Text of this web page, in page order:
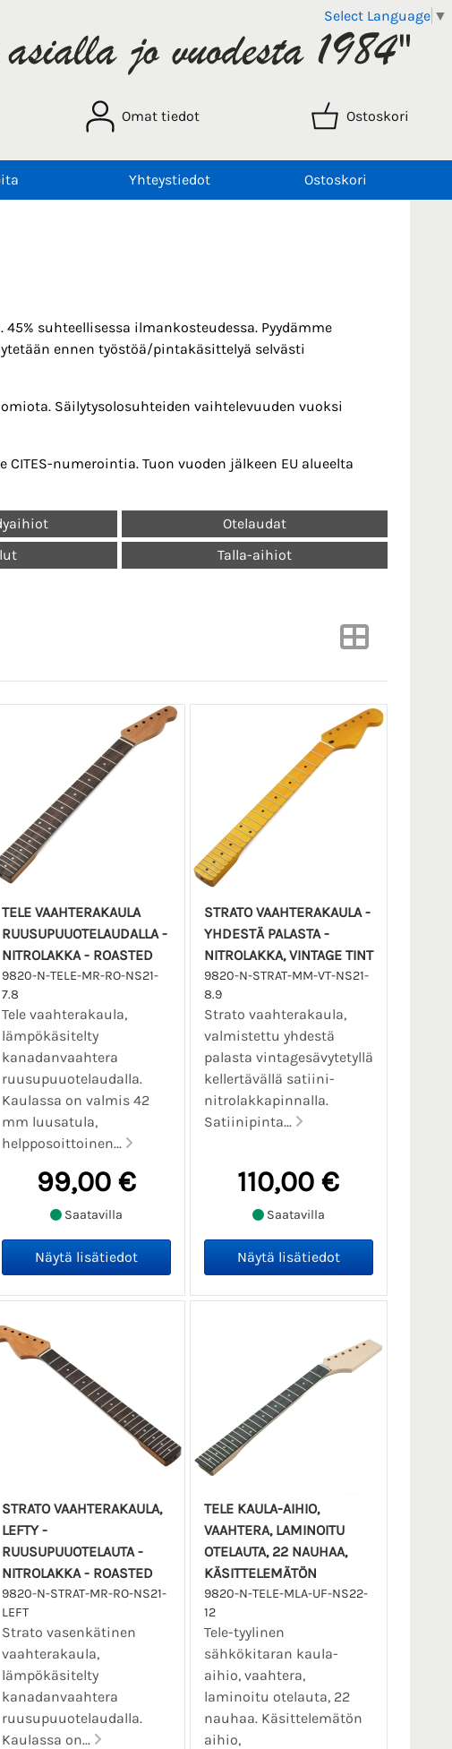
Select Language ▼
Omat tiedot Ostoskori
Yhteystiedot Ostoskori
suhteellisessa ilmankosteudessa. Pyydämme
ennen työstöä/pintakäsittelyä selvästi
Säilytysolosuhteiden vaihtelevuuden vuoksi
numerointia. Tuon vuoden jälkeen EU alueelta
Otelaudat
Talla-aihiot
TELE VAAHTERAKAULA
RUUSUPUUOTELAUDALLA -
NITROLAKKA - ROASTED
9820-N-TELE-MR-RO-NS21-
7.8
Tele vaahterakaula,
lämpökäsitelty
kanadanvaahtera
ruusupuuotelaudalla.
Kaulassa on valmis 42
mm luusatula,
helpposoittoinen...
99,00 €
Saatavilla
STRATO VAAHTERAKAULA -
YHDESTÄ PALASTA -
NITROLAKKA, VINTAGE TINT
9820-N-STRAT-MM-VT-NS21-
8.9
Strato vaahterakaula,
valmistettu yhdestä
palasta vintagesävytetyllä
kellertävällä satiini-
nitrolakkapinnalla.
Satiinipinta...
110,00 €
Saatavilla
STRATO VAAHTERAKAULA,
LEFTY -
RUUSUPUUOTELAUTA -
NITROLAKKA - ROASTED
9820-N-STRAT-MR-RO-NS21-
LEFT
Strato vasenkätinen
vaahterakaula,
lämpökäsitelty
kanadanvaahtera
ruusupuuotelaudalla.
Kaulassa on...
TELE KAULA-AIHIO,
VAAHTERA, LAMINOITU
OTELAUTA, 22 NAUHAA,
KÄSITTELEMÄTÖN
9820-N-TELE-MLA-UF-NS22-
12
Tele-tyylinen
sähkökitaran kaula-
aihio, vaahtera,
laminoitu otelauta, 22
nauhaa. Käsittelemätön
aihio,